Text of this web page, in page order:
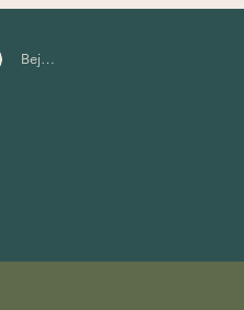
Bejelentkezés